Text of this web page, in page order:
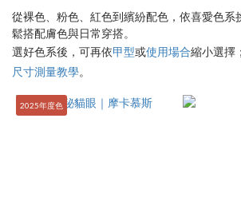
價格
(NT$)
~
從裸色、粉色、紅色到繽紛配色，依喜愛色系
鬆搭配膚色與日常穿搭。
選好色系後，可再依甲型或使用場合縮小選擇
尺寸測量教學。
2025年度色